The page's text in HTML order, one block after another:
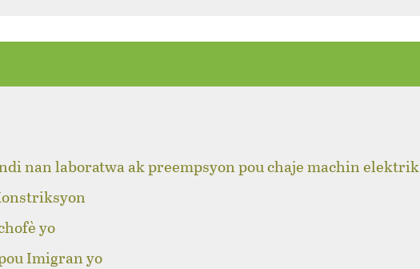
nan laboratwa ak preempsyon pou chaje machin elektrik
yo
Imigran yo